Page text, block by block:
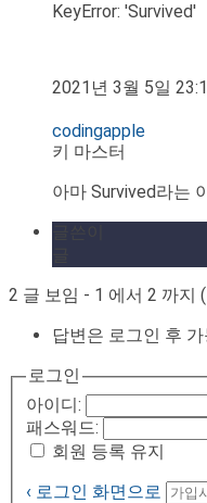
KeyError: 'Survived'
2021년 3월 5일
codingapple
키 마스터
아마 Survived라는
2 글 보임 - 1 에서 2 까지
답변은 로그인 후
로그인
아이디:
패스워드:
회원 등록 유지
‹ 로그인 화면으로